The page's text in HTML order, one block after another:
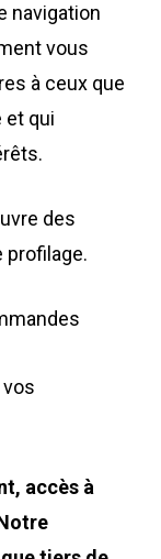
navigation
vous
à ceux que
et qui
des
profilage.
accès à